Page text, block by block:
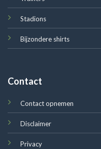
Stadions
Bijzondere shirts
Contact
Contact opnemen
Disclaimer
Privacy